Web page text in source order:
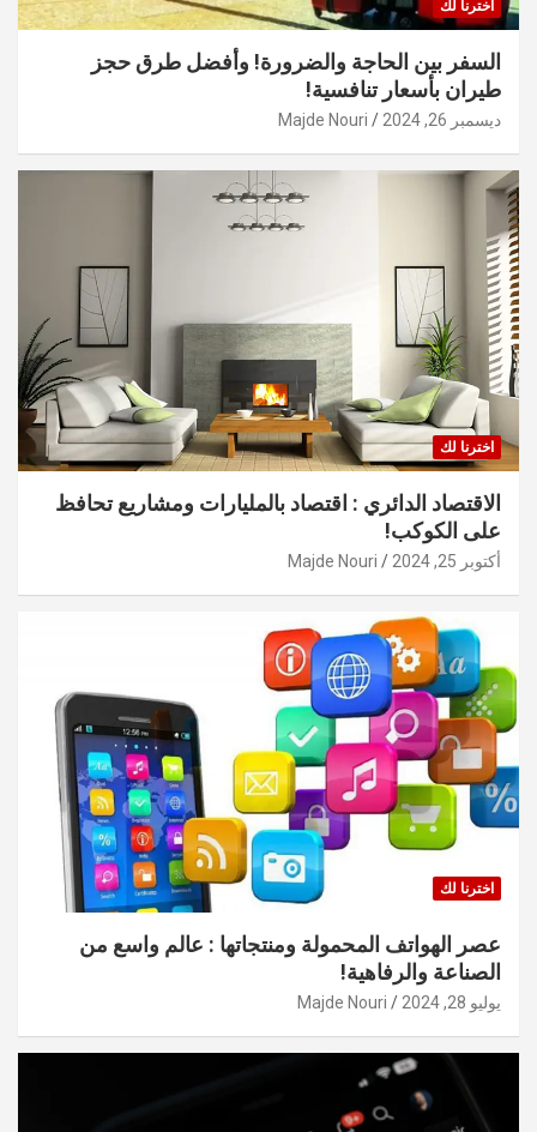
اخترنا لك
السفر بين الحاجة والضرورة! وأفضل طرق حجز
طيران بأسعار تنافسية!
ديسمبر 26, 2024 Majde Nouri
اخترنا لك
الاقتصاد الدائري : اقتصاد بالمليارات ومشاريع تحافظ
على الكوكب!
أكتوبر 25, 2024 Majde Nouri
اخترنا لك
عصر الهواتف المحمولة ومنتجاتها : عالم واسع من
الصناعة والرفاهية!
يوليو 28, 2024 Majde Nouri